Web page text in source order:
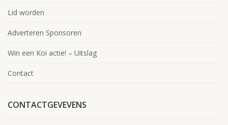
Lid worden
Adverteren Sponsoren
Win een Koi actie! – Uitslag
Contact
CONTACTGEVEVENS